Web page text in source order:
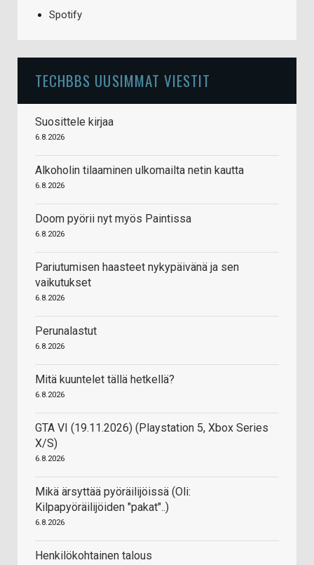
Spotify
TECHBBS UUSIMMAT VIESTIT
Suosittele kirjaa
6.8.2026
Alkoholin tilaaminen ulkomailta netin kautta
6.8.2026
Doom pyörii nyt myös Paintissa
6.8.2026
Pariutumisen haasteet nykypäivänä ja sen
vaikutukset
6.8.2026
Perunalastut
6.8.2026
Mitä kuuntelet tällä hetkellä?
6.8.2026
GTA VI (19.11.2026) (Playstation 5, Xbox Series
X/S)
6.8.2026
Mikä ärsyttää pyöräilijöissä (Oli:
Kilpapyöräilijöiden "pakat"..)
6.8.2026
Henkilökohtainen talous